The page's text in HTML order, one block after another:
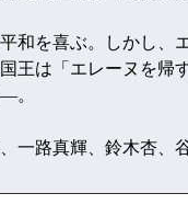
を喜ぶ。しかし、
王は「エレーヌを帰
。
路真輝、鈴木杏、